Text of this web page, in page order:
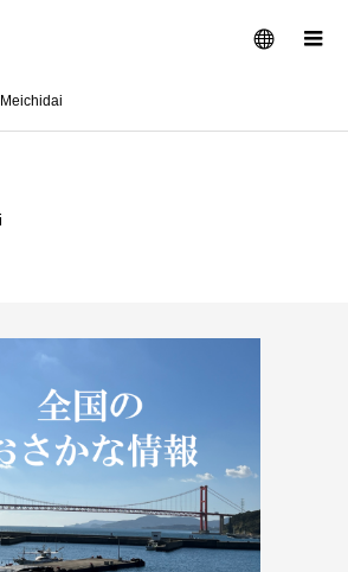
メニュー
Meichidai